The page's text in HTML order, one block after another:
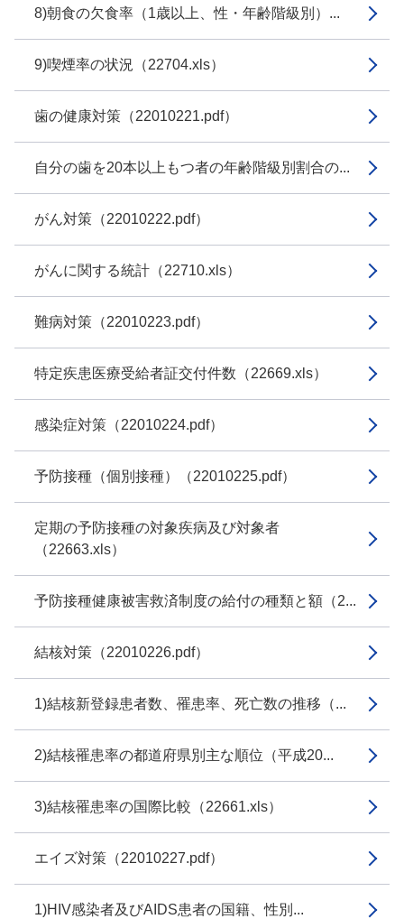
8)朝食の欠食率（1歳以上、性・年齢階級別）...
9)喫煙率の状況（22704.xls）
歯の健康対策（22010221.pdf）
自分の歯を20本以上もつ者の年齢階級別割合の...
がん対策（22010222.pdf）
がんに関する統計（22710.xls）
難病対策（22010223.pdf）
特定疾患医療受給者証交付件数（22669.xls）
感染症対策（22010224.pdf）
予防接種（個別接種）（22010225.pdf）
定期の予防接種の対象疾病及び対象者
（22663.xls）
予防接種健康被害救済制度の給付の種類と額（2...
結核対策（22010226.pdf）
1)結核新登録患者数、罹患率、死亡数の推移（...
2)結核罹患率の都道府県別主な順位（平成20...
3)結核罹患率の国際比較（22661.xls）
エイズ対策（22010227.pdf）
1)HIV感染者及びAIDS患者の国籍、性別...